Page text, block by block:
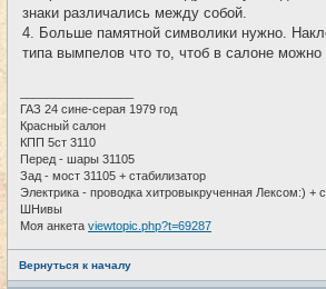
знаки различались между собой.
4. Больше памятной символики нужно.
типа вымпелов что то, чтоб в салоне можно
ГАЗ 24 сине-серая 1979 год
Красный салон
КПП 5ст 3110
Перед - шары 31105
Зад - мост 31105 + стабилизатор
Электрика - проводка хитровыкрученная Лексом:) +
ШНивы
Моя анкета viewtopic.php?t=69287
Вернуться к началу